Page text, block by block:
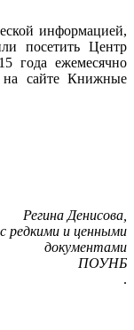
информацией,
посетить Центр
года ежемесячно
на сайте Книжные
Регина Денисова
редкими и ценными
документами
ПОУНБ
.